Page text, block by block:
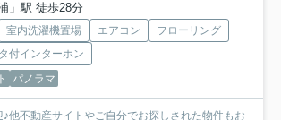
」駅 徒歩28分
室内洗濯機置場 エアコン
フローリング
付インターホン
パノラマ
他不動産サイトやご自分でお探しされた物件もお